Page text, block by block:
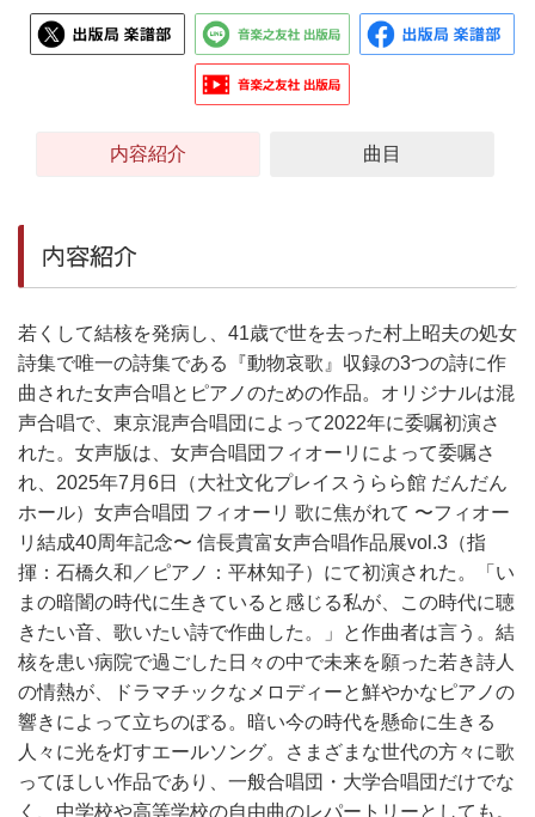
内容紹介 曲目
内容紹介
若くして結核を発病し、41歳で世を去った村上昭夫の処女
詩集で唯一の詩集である『動物哀歌』収録の3つの詩に作
曲された女声合唱とピアノのための作品。オリジナルは混
声合唱で、東京混声合唱団によって2022年に委嘱初演さ
れた。女声版は、女声合唱団フィオーリによって委嘱さ
れ、2025年7月6日（大社文化プレイスうらら館 だんだん
ホール）女声合唱団 フィオーリ 歌に焦がれて 〜フィオー
リ結成40周年記念〜 信長貴富女声合唱作品展vol.3（指
揮：石橋久和／ピアノ：平林知子）にて初演された。「い
まの暗闇の時代に生きていると感じる私が、この時代に聴
きたい音、歌いたい詩で作曲した。」と作曲者は言う。結
核を患い病院で過ごした日々の中で未来を願った若き詩人
の情熱が、ドラマチックなメロディーと鮮やかなピアノの
響きによって立ちのぼる。暗い今の時代を懸命に生きる
人々に光を灯すエールソング。さまざまな世代の方々に歌
ってほしい作品であり、一般合唱団・大学合唱団だけでな
く、中学校や高等学校の自由曲のレパートリーとしても。